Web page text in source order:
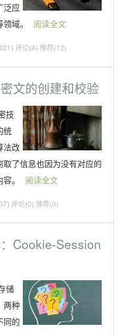
泛应
域。
阅读全文
评论(4) 推荐(12)
文的创建和校验
技
统
法改
了信息也因为没有对应的
。
阅读全文
评论(0) 推荐(0)
Cookie-Session
储
两种
同的